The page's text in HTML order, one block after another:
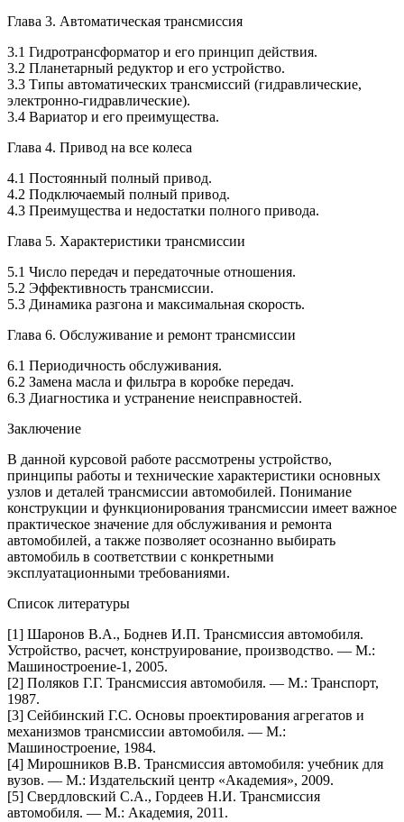
Глава 3. Автоматическая трансмиссия
3.1 Гидротрансформатор и его принцип действия.
3.2 Планетарный редуктор и его устройство.
3.3 Типы автоматических трансмиссий (гидравлические,
электронно-гидравлические).
3.4 Вариатор и его преимущества.
Глава 4. Привод на все колеса
4.1 Постоянный полный привод.
4.2 Подключаемый полный привод.
4.3 Преимущества и недостатки полного привода.
Глава 5. Характеристики трансмиссии
5.1 Число передач и передаточные отношения.
5.2 Эффективность трансмиссии.
5.3 Динамика разгона и максимальная скорость.
Глава 6. Обслуживание и ремонт трансмиссии
6.1 Периодичность обслуживания.
6.2 Замена масла и фильтра в коробке передач.
6.3 Диагностика и устранение неисправностей.
Заключение
В данной курсовой работе рассмотрены устройство,
принципы работы и технические характеристики основных
узлов и деталей трансмиссии автомобилей. Понимание
конструкции и функционирования трансмиссии имеет важное
практическое значение для обслуживания и ремонта
автомобилей, а также позволяет осознанно выбирать
автомобиль в соответствии с конкретными
эксплуатационными требованиями.
Список литературы
[1] Шаронов В.А., Боднев И.П. Трансмиссия автомобиля.
Устройство, расчет, конструирование, производство. — М.:
Машиностроение-1, 2005.
[2] Поляков Г.Г. Трансмиссия автомобиля. — М.: Транспорт,
1987.
[3] Сейбинский Г.С. Основы проектирования агрегатов и
механизмов трансмиссии автомобиля. — М.:
Машиностроение, 1984.
[4] Мирошников В.В. Трансмиссия автомобиля: учебник для
вузов. — М.: Издательский центр «Академия», 2009.
[5] Свердловский С.А., Гордеев Н.И. Трансмиссия
автомобиля. — М.: Академия, 2011.